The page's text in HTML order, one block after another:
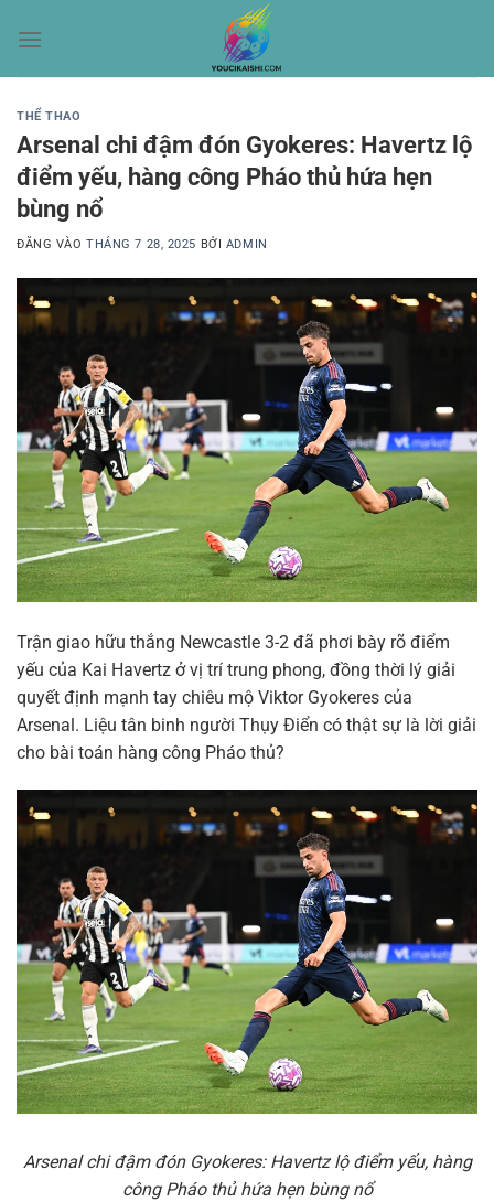
qua
THỂ THAO
Arsenal chi đậm đón Gyokeres: Havertz lộ
điểm yếu, hàng công Pháo thủ hứa hẹn
bùng nổ
ĐĂNG VÀOTHÁNG 7 28, 2025 BỞI ADMIN
Trận giao hữu thắng Newcastle 3-2 đã phơi bày rõ điểm
yếu của Kai Havertz ở vị trí trung phong, đồng thời lý giải
quyết định mạnh tay chiêu mộ Viktor Gyokeres của
Arsenal. Liệu tân binh người Thụy Điển có thật sự là lời giải
cho bài toán hàng công Pháo thủ?
Arsenal chi đậm đón Gyokeres: Havertz lộ điểm yếu, hàng
công Pháo thủ hứa hẹn bùng nổ